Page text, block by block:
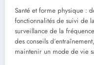
Santé et forme physique :
fonctionnalités de suivi de
surveillance de la
des conseils
maintenir un mode de vie